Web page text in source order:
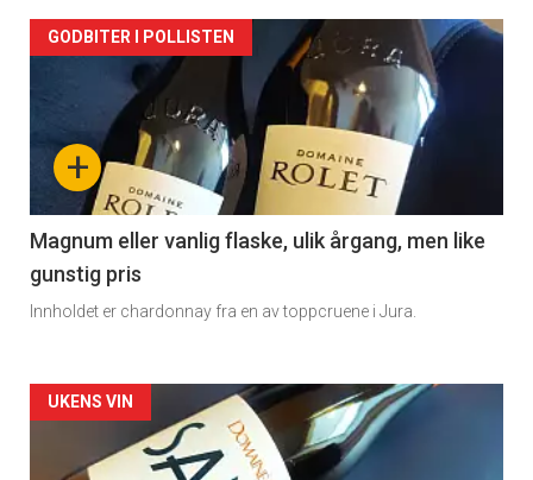
Forsiden
akkurat
nå
3
+
GODBITER I POLLISTEN
Magnum eller vanlig flaske, ulik årgang, men like
gunstig pris
Innholdet er chardonnay fra en av toppcruene i Jura.
Forsiden
akkurat
UKENS VIN